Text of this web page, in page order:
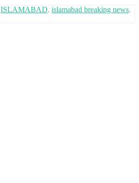
ISLAMABAD, islamabad breaking news,